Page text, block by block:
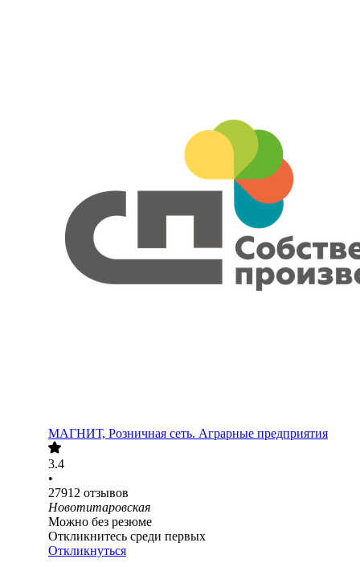
МАГНИТ, Розничная сеть. Аграрные предприятия
3.4
•
27912 отзывов
Новотитаровская
Можно без резюме
Откликнитесь среди первых
Откликнуться